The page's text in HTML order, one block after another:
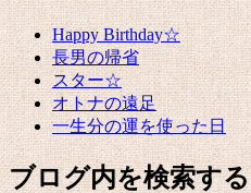
Happy Birthday☆
長男の帰省
スター☆
オトナの遠足
一生分の運を使った日
ブログ内を検索する